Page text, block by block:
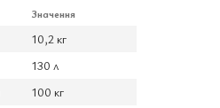
Значення
10,2 кг
130 л
100 кг